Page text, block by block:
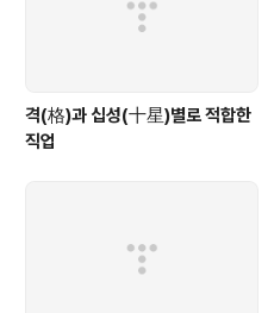
격(格)과 십성(十星)별로 적합한
직업